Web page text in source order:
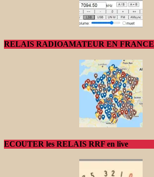
RELAIS RADIOAMATEUR EN FRANCE
ECOUTER les RELAIS RRF en live